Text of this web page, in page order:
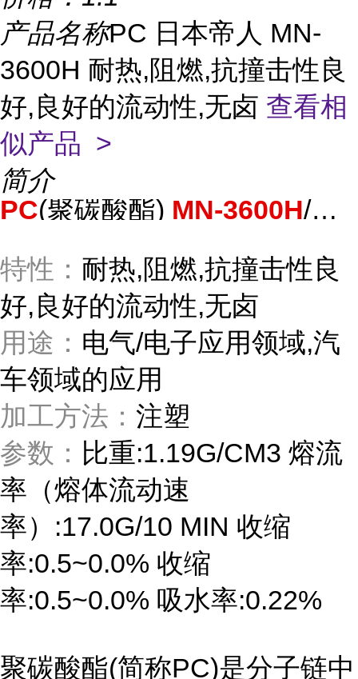
产品名称PC 日本帝人 MN-
3600H 耐热,阻燃,抗撞击性良
好,良好的流动性,无卤 查看相
似产品 >
简介
PC(聚碳酸酯) MN-3600H/帝人化成()
特性： 耐热,阻燃,抗撞击性良
好,良好的流动性,无卤
用途： 电气/电子应用领域,汽
车领域的应用
加工方法： 注塑
参数： 比重:1.19G/CM3 熔流
率（熔体流动速
率）:17.0G/10 MIN 收缩
率:0.5~0.0% 收缩
率:0.5~0.0% 吸水率:0.22%
聚碳酸酯(简称PC)是分子链中